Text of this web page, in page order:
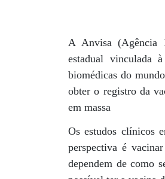
A Anvisa (Agência
estadual vinculada
biomédicas do
obter o registro da
em massa
Os estudos clínicos
perspectiva é
dependem de como